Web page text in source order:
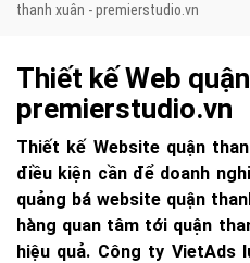
thanh xuân - premierstudio.vn
Thiết kế Web
premierstudio.vn
Thiết kế Website quận
điều kiện cần để doanh
quảng bá website quận
hàng quan tâm tới quận
hiệu quả. Công ty VietAds